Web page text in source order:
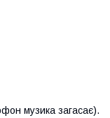
музика загасає).